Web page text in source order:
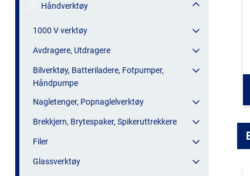
Håndverktøy
1000 V verktøy
Avdragere, Utdragere
Bilverktøy, Batteriladere, Fotpumper,
Håndpumpe
Nagletenger, Popnaglelverktøy
Brekkjern, Brytespaker, Spikeruttrekkere
Filer
Glassverktøy